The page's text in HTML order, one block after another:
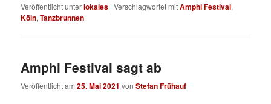
Veröffentlicht unterlokales |Verschlagwortet mitAmphi Festival,
Köln,Tanzbrunnen
Amphi Festival sagt ab
Veröffentlicht am25. Mai 2021 vonStefan Frühauf